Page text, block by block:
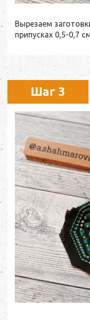
Вырезаем
припусках 0,5-0,7
Шаг 3